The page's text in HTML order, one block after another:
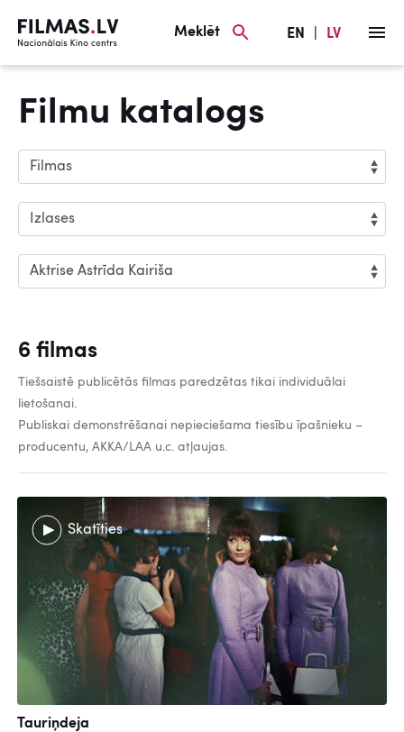
Meklēt EN LV
Filmu katalogs
6 filmas
Tiešsaistē publicētās filmas paredzētas tikai individuālai
lietošanai.
Publiskai demonstrēšanai nepieciešama tiesību īpašnieku –
producentu, AKKA/LAA u.c. atļaujas.
Skatīties
Tauriņdeja